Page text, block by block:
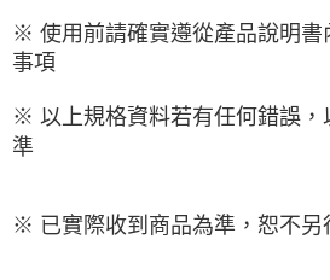
※ 使用前請確實遵從產品說明書
事項
※ 以上規格資料若有任何錯誤，
準
※ 已實際收到商品為準，恕不另